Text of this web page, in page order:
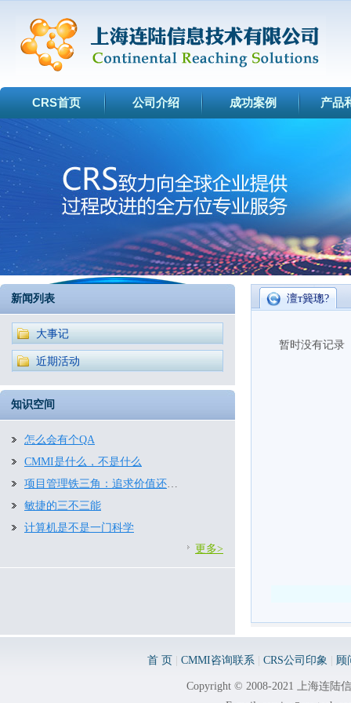
CRS首页 公司介绍 成功案例 产品
澶т簨璁?
暂时没有记录
新闻列表
大事记
近期活动
知识空间
怎么会有个QA
CMMI是什么，不是什么
项目管理铁三角：追求价值还是约束条件
敏捷的三不三能
计算机是不是一门科学
更多>
首 页 CMMI咨询联系 CRS公司印象 顾
Copyright © 2008-2021 上海连陆